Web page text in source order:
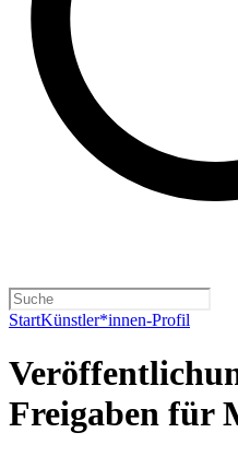
StartKünstler*innen-Profil
Freigaben für